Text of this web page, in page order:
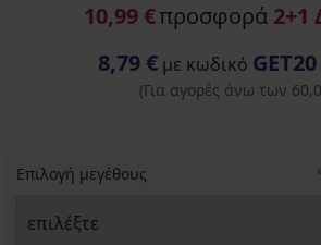
10,99 €προσφορά
8,79 €με κωδικό GET20
(Για αγορές άνω των
Επιλογή μεγέθους